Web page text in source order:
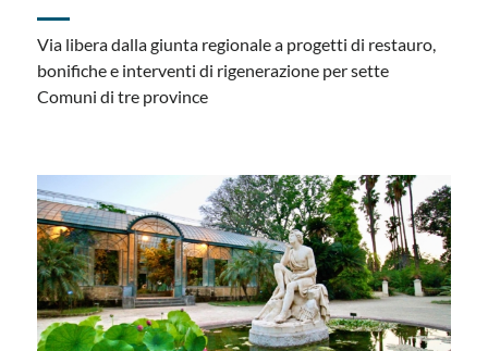
Via libera dalla giunta regionale a progetti di restauro,
bonifiche e interventi di rigenerazione per sette
Comuni di tre province